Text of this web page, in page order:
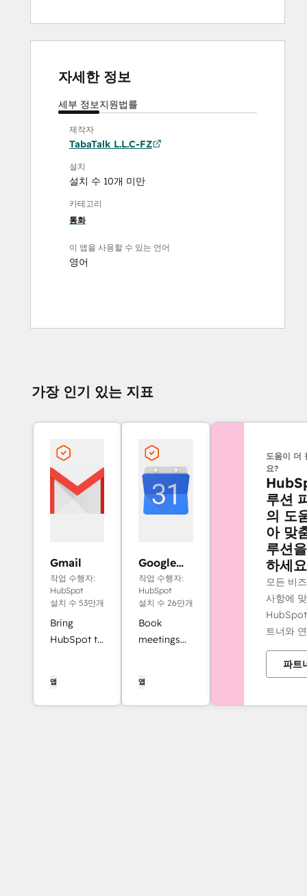
자세한 정보
세부 정보지원법률
제작자
TabaTalk L.L.C-FZ
설치
설치 수 10개 미만
카테고리
통화
이 앱을 사용할 수 있는 언어
영어
가장 인기 있는 지표
Gmail
작업 수행자:
HubSpot
설치 수 53만개
Bring
HubSpot to
HubSpot
integration
앱
Google
Calendar
작업 수행자:
HubSpot
설치 수 26만개
Book
meetings
HubSpot
and Google
앱
도움이 더
요?
루션
의 도
아 맞
루션
하세
모든 비
사항에
트너와
파트